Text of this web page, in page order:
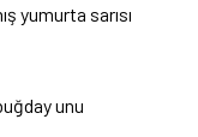
yumurta sarısı
unu